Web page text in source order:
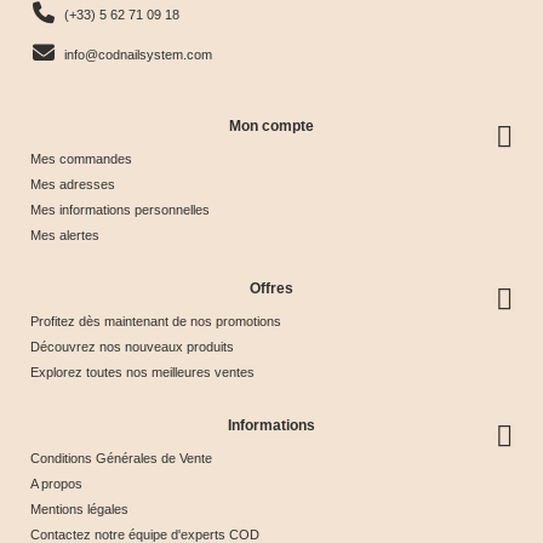
(+33) 5 62 71 09 18
info@codnailsystem.com
Mon compte
Mes commandes
Mes adresses
Mes informations personnelles
Mes alertes
Offres
Profitez dès maintenant de nos promotions
Découvrez nos nouveaux produits
Explorez toutes nos meilleures ventes
Informations
Conditions Générales de Vente
A propos
Mentions légales
Contactez notre équipe d'experts COD